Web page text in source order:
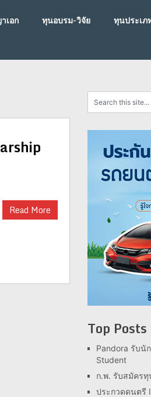
เอก ทุนอบรม-วิจัย ทุนประเภ
Read More
Top Posts
Pandora รับนั
Student
ก.พ. รับสมัคร
ประกวดดนตรี